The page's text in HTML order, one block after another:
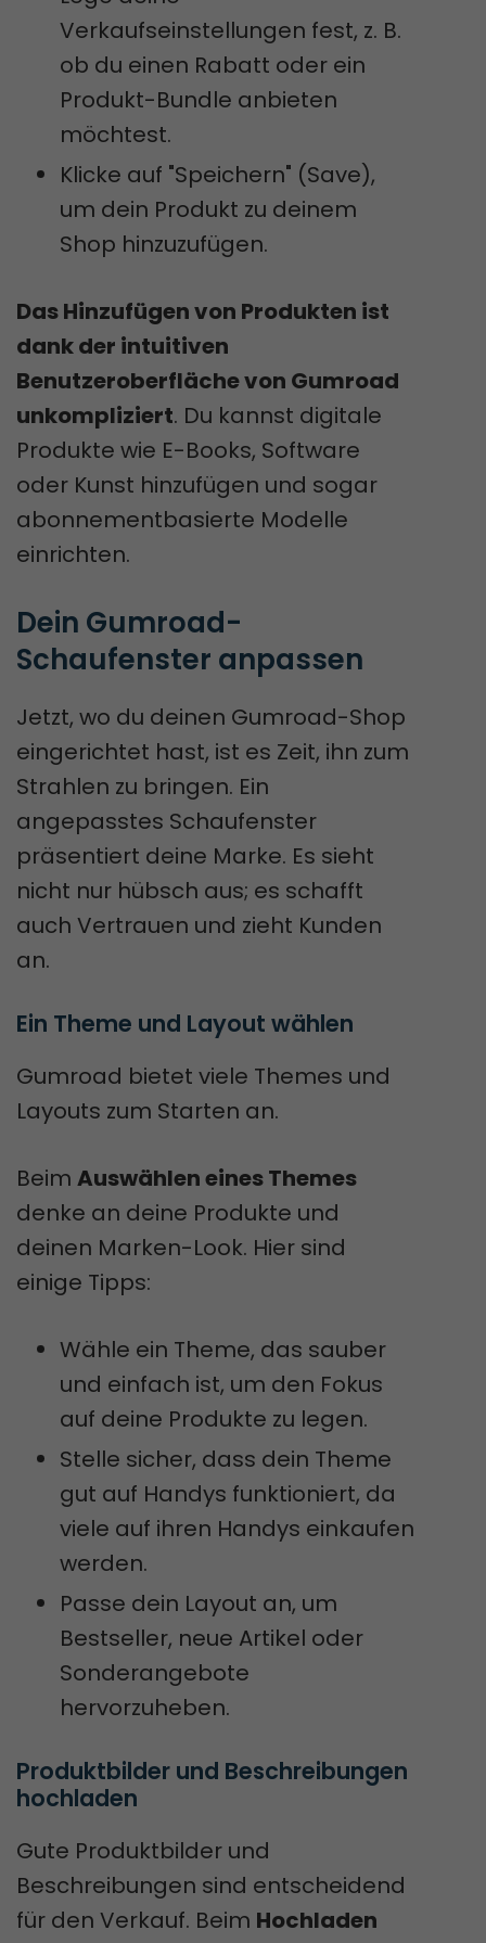
Verkaufseinstellungen fest, z. B.
ob du einen Rabatt oder ein
Produkt-Bundle anbieten
möchtest.
Klicke auf "Speichern" (Save),
um dein Produkt zu deinem
Shop hinzuzufügen.
Das Hinzufügen von Produkten ist
dank der intuitiven
Benutzeroberfläche von Gumroad
unkompliziert. Du kannst digitale
Produkte wie E-Books, Software
oder Kunst hinzufügen und sogar
abonnementbasierte Modelle
einrichten.
Dein Gumroad-
Schaufenster anpassen
Jetzt, wo du deinen Gumroad-Shop
eingerichtet hast, ist es Zeit, ihn zum
Strahlen zu bringen. Ein
angepasstes Schaufenster
präsentiert deine Marke. Es sieht
nicht nur hübsch aus; es schafft
auch Vertrauen und zieht Kunden
an.
Ein Theme und Layout wählen
Gumroad bietet viele Themes und
Layouts zum Starten an.
Beim Auswählen eines Themes
denke an deine Produkte und
deinen Marken-Look. Hier sind
einige Tipps:
Wähle ein Theme, das sauber
und einfach ist, um den Fokus
auf deine Produkte zu legen.
Stelle sicher, dass dein Theme
gut auf Handys funktioniert, da
viele auf ihren Handys einkaufen
werden.
Passe dein Layout an, um
Bestseller, neue Artikel oder
Sonderangebote
hervorzuheben.
Produktbilder und Beschreibungen
hochladen
Gute Produktbilder und
Beschreibungen sind entscheidend
für den Verkauf. Beim Hochladen